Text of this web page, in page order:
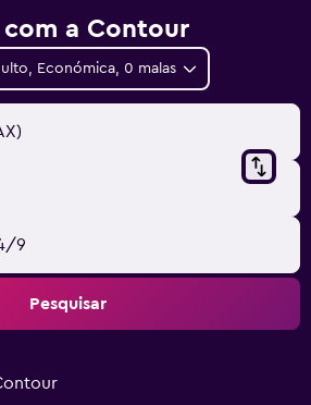
com a Contour
Económica, 0 malas
9
Pesquisar